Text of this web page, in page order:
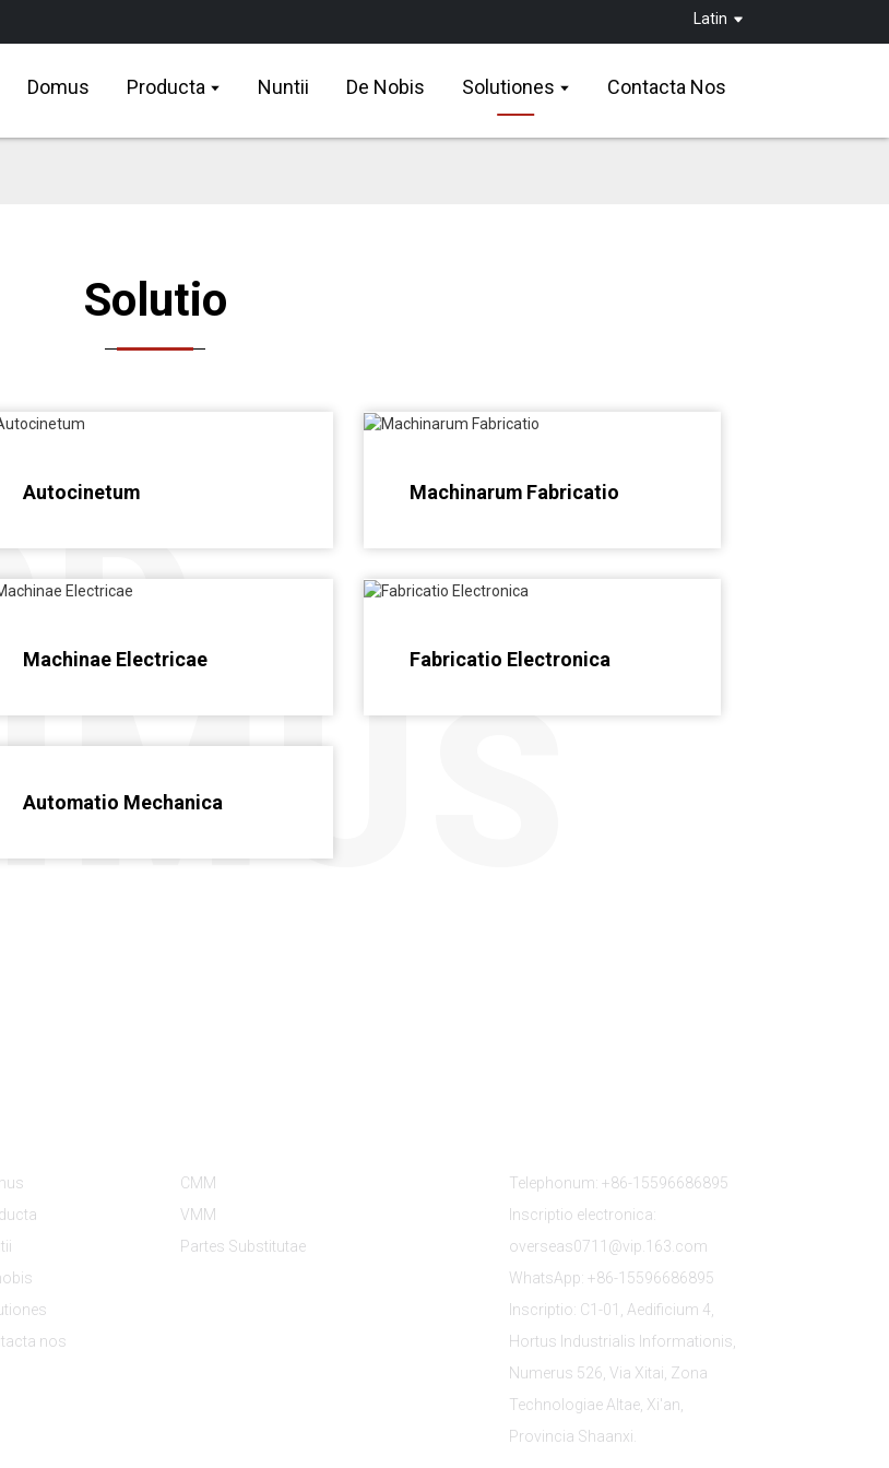
Latin
Domus Producta Nuntii De Nobis Solutiones Contacta Nos
Solutio
Autocinetum Machinarum Fabricatio
Machinae Electricae Fabricatio Electronica
Automatio Mechanica
nos
CMM
VMM
Partes Substitutae
Telephonum: +86-15596686895
Inscriptio electronica:
overseas0711@vip.163.com
WhatsApp: +86-15596686895
Inscriptio: C1-01, Aedificium 4,
Hortus Industrialis Informationis,
Numerus 526, Via Xitai, Zona
Technologiae Altae, Xi'an,
Provincia Shaanxi.